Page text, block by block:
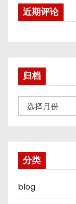
近期评论
归档
档
分类
blog